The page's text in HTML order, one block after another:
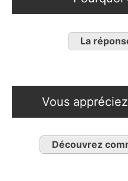
La
Vous
Découvrez